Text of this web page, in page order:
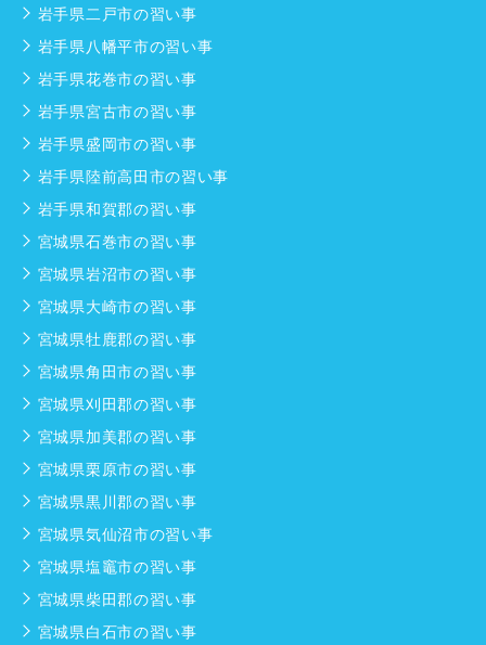
岩手県二戸市の習い事
岩手県八幡平市の習い事
岩手県花巻市の習い事
岩手県宮古市の習い事
岩手県盛岡市の習い事
岩手県陸前高田市の習い事
岩手県和賀郡の習い事
宮城県石巻市の習い事
宮城県岩沼市の習い事
宮城県大崎市の習い事
宮城県牡鹿郡の習い事
宮城県角田市の習い事
宮城県刈田郡の習い事
宮城県加美郡の習い事
宮城県栗原市の習い事
宮城県黒川郡の習い事
宮城県気仙沼市の習い事
宮城県塩竈市の習い事
宮城県柴田郡の習い事
宮城県白石市の習い事